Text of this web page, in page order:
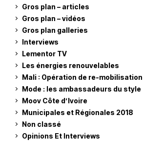
Gros plan – articles
Gros plan – vidéos
Gros plan galleries
Interviews
Lementor TV
Les énergies renouvelables
Mali : Opération de re-mobilisation
Mode : les ambassadeurs du style
Moov Côte d’Ivoire
Municipales et Régionales 2018
Non classé
Opinions Et Interviews